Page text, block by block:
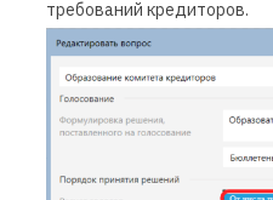
требований кредиторов.